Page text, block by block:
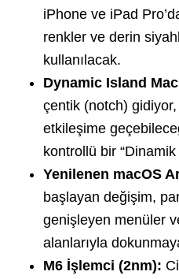
iPhone ve iPad
renkler ve derin
kullanılacak.
Dynamic Island
çentik (notch)
etkileşime
kontrollü bir “Dinamik
Yenilenen macOS
başlayan değişim,
genişleyen menüler
alanlarıyla
M6 İşlemci (2nm):